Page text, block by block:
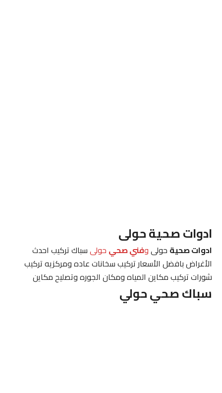
ادوات صحية حولى
ادوات صحيةحولىوفني صحيحولىسباك تركيب احدث
الأغراض بافضل الأسعار تركيب سخانات عاده ومركزيه تركيب
شورات تركيب مكاين المياه ومكان الجوره وتصليح مكاين
سباك صحي حولي